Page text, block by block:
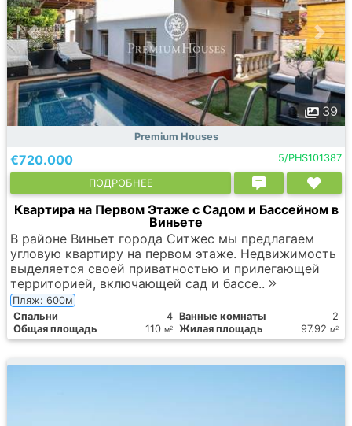
39
Premium Houses
€720.000 5/PHS101387
ПОДРОБНЕЕ
Квартира на Первом Этаже с Садом и Бассейном в
Виньете
В районе Виньет города Ситжес мы предлагаем
угловую квартиру на первом этаже. Недвижимость
выделяется своей приватностью и прилегающей
территорией, включающей сад и бассе..
Пляж: 600м
Спальни
4 Ванные комнаты
2
Общая площадь
110 м2 Жилая площадь 97.92 м2